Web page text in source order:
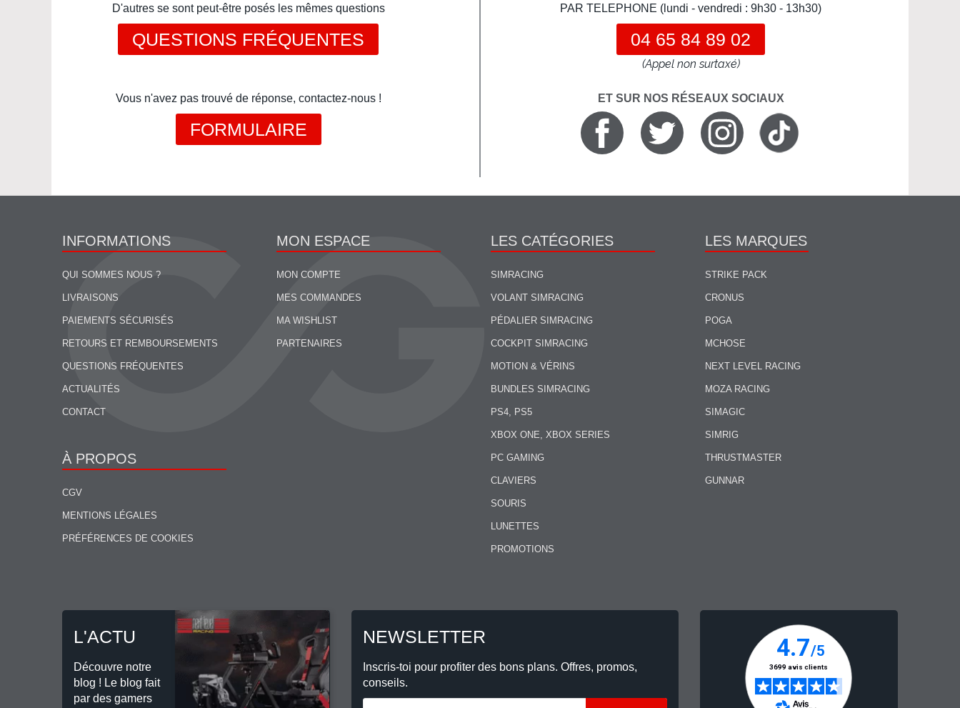
D'autres se sont peut-être posés les mêmes questions
QUESTIONS FRÉQUENTES
Vous n'avez pas trouvé de réponse, contactez-nous !
FORMULAIRE
PAR TELEPHONE (lundi - vendredi : 9h30 - 13h30)
04 65 84 89 02
(Appel non surtaxé)
ET SUR NOS RÉSEAUX SOCIAUX
INFORMATIONS
QUI SOMMES NOUS ?
LIVRAISONS
PAIEMENTS SÉCURISÉS
RETOURS ET REMBOURSEMENTS
QUESTIONS FRÉQUENTES
ACTUALITÉS
CONTACT
À PROPOS
CGV
MENTIONS LÉGALES
PRÉFÉRENCES DE COOKIES
MON ESPACE
MON COMPTE
MES COMMANDES
MA WISHLIST
PARTENAIRES
LES CATÉGORIES
SIMRACING
VOLANT SIMRACING
PÉDALIER SIMRACING
COCKPIT SIMRACING
MOTION & VÉRINS
BUNDLES SIMRACING
PS4, PS5
XBOX ONE, XBOX SERIES
PC GAMING
CLAVIERS
SOURIS
LUNETTES
PROMOTIONS
LES MARQUES
STRIKE PACK
CRONUS
POGA
MCHOSE
NEXT LEVEL RACING
MOZA RACING
SIMAGIC
SIMRIG
THRUSTMASTER
GUNNAR
L'ACTU
Découvre notre
blog ! Le blog fait
par des gamers
NEWSLETTER
Inscris-toi pour profiter des bons plans. Offres, promos,
conseils.